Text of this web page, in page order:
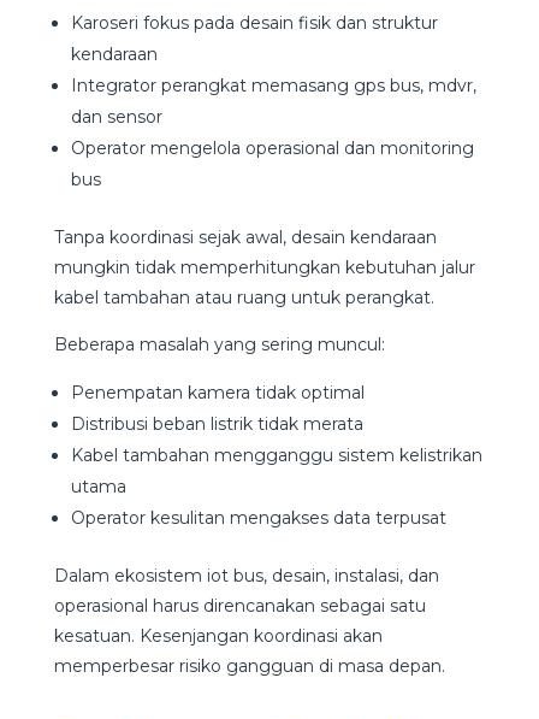
Karoseri fokus pada desain fisik dan struktur
kendaraan
Integrator perangkat memasang gps bus, mdvr,
dan sensor
Operator mengelola operasional dan monitoring
bus
Tanpa koordinasi sejak awal, desain kendaraan
mungkin tidak memperhitungkan kebutuhan jalur
kabel tambahan atau ruang untuk perangkat.
Beberapa masalah yang sering muncul:
Penempatan kamera tidak optimal
Distribusi beban listrik tidak merata
Kabel tambahan mengganggu sistem kelistrikan
utama
Operator kesulitan mengakses data terpusat
Dalam ekosistem iot bus, desain, instalasi, dan
operasional harus direncanakan sebagai satu
kesatuan. Kesenjangan koordinasi akan
memperbesar risiko gangguan di masa depan.